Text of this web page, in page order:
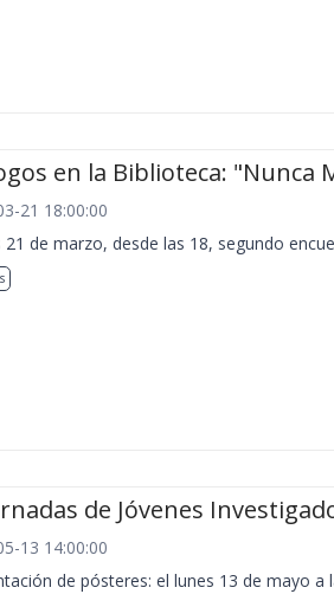
en la Biblioteca: "Nunca
21 18:00:00
21 de marzo, desde las 18, segundo
de Jóvenes
13 14:00:00
de pósteres: el lunes 13 de mayo a